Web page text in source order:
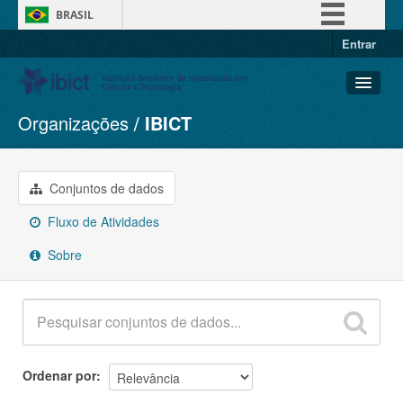
BRASIL
Entrar
Conjuntos de dados
Organizações
Grupos
Sobre
Organizações IBICT
Conjuntos de dados
Fluxo de Atividades
Sobre
Ordenar por